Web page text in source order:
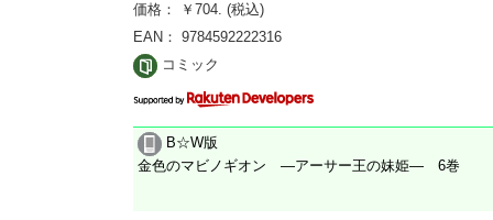
価格： ￥704. (税込)
EAN： 9784592222316
コミック
B☆W版
金色のマビノギオン ―アーサー王の妹姫― 6巻